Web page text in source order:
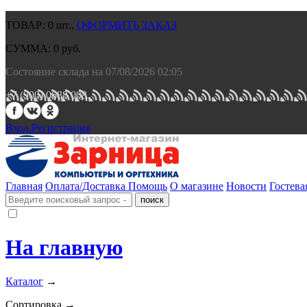
ТОВАР: 0 шт., ОФОРМИТЬ ЗАКАЗ
СУММА: 0 руб.
Состояние склада на 07/08/2026 02:05
+7 (900) 0688 008.
Вход.Регистрация
Главная Оплата/Доставка Помощь О магазине Новости
На главную
Каталог →
Сортировка →